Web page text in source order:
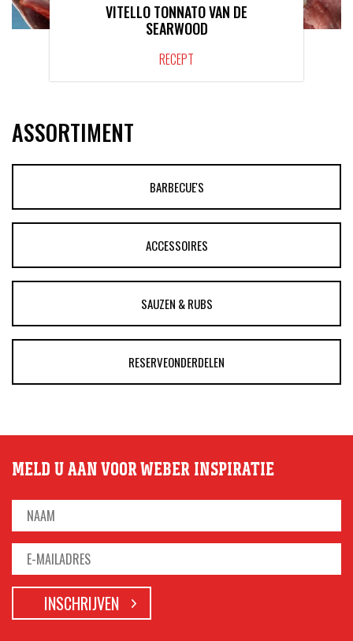
VITELLO TONNATO VAN DE
SEARWOOD
RECEPT
ASSORTIMENT
BARBECUE'S
ACCESSOIRES
SAUZEN & RUBS
RESERVEONDERDELEN
MELD U AAN VOOR WEBER INSPIRATIE